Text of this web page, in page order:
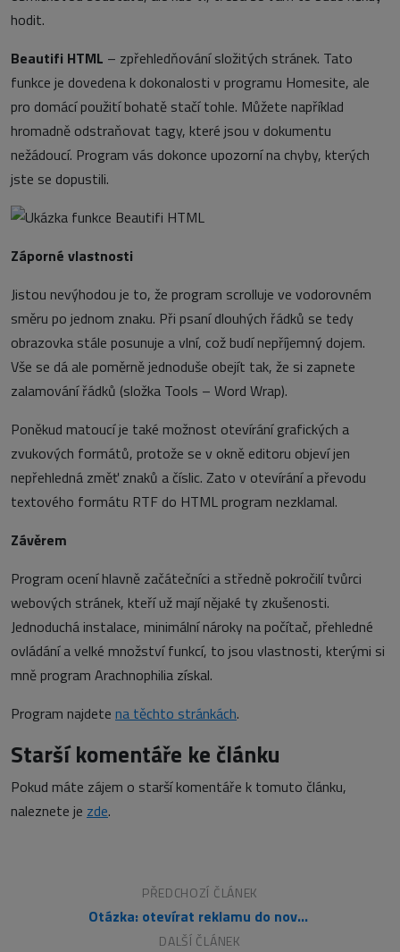
hodit.
Beautifi HTML – zpřehledňování složitých stránek. Tato
funkce je dovedena k dokonalosti v programu Homesite, ale
pro domácí použití bohatě stačí tohle. Můžete například
hromadně odstraňovat tagy, které jsou v dokumentu
nežádoucí. Program vás dokonce upozorní na chyby, kterých
jste se dopustili.
Záporné vlastnosti
Jistou nevýhodou je to, že program scrolluje ve vodorovném
směru po jednom znaku. Při psaní dlouhých řádků se tedy
obrazovka stále posunuje a vlní, což budí nepříjemný dojem.
Vše se dá ale poměrně jednoduše obejít tak, že si zapnete
zalamování řádků (složka Tools – Word Wrap).
Poněkud matoucí je také možnost otevírání grafických a
zvukových formátů, protože se v okně editoru objeví jen
nepřehledná změť znaků a číslic. Zato v otevírání a převodu
textového formátu RTF do HTML program nezklamal.
Závěrem
Program ocení hlavně začátečníci a středně pokročilí tvůrci
webových stránek, kteří už mají nějaké ty zkušenosti.
Jednoduchá instalace, minimální nároky na počítač, přehledné
ovládání a velké množství funkcí, to jsou vlastnosti, kterými si
mně program Arachnophilia získal.
Program najdete na těchto stránkách.
Starší komentáře ke článku
Pokud máte zájem o starší komentáře k tomuto článku,
naleznete je zde.
PŘEDCHOZÍ ČLÁNEK
Otázka: otevírat reklamu do nového okna?
DALŠÍ ČLÁNEK